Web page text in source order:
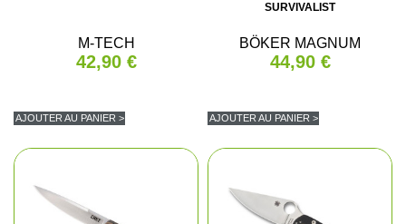
M-TECH
42,90 €
AJOUTER AU PANIER >
SURVIVALIST
BÖKER MAGNUM
44,90 €
AJOUTER AU PANIER >